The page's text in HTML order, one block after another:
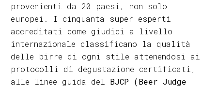
provenienti da 20 paesi, non solo
europei. I cinquanta super esperti
accreditati come giudici a livello
internazionale classificano la qualità
delle birre di ogni stile attenendosi ai
protocolli di degustazione certificati,
alle linee guida del BJCP (Beer Judge